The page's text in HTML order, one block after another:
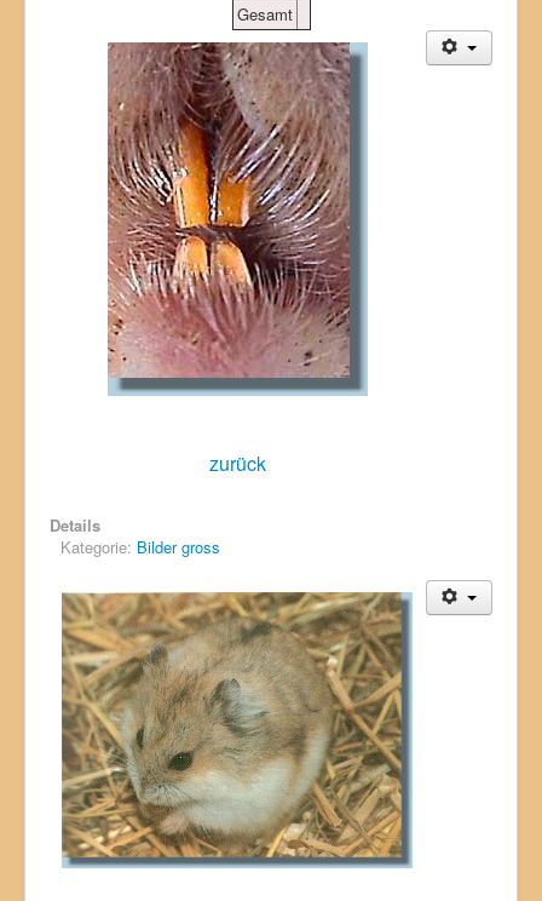
Gesamt
zurück
Details
Kategorie: Bilder gross